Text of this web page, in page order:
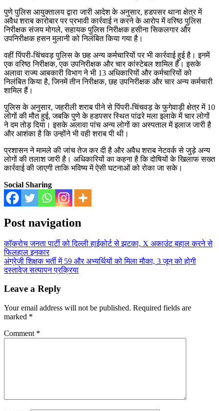
पुणे पुलिस आयुक्तालय द्वारा जारी आदेश के अनुसार, हडपसर थाना क्षेत्र में
अवैध शराब कारोबार पर प्रभावी कार्रवाई न करने के आरोप में वरिष्ठ पुलिस
निरीक्षक संजय मोगले, सहायक पुलिस निरीक्षक हसीना सिकलगार और
उपनिरीक्षक हसन मुलानी को निलंबित किया गया है।
वहीं पिंपरी-चिंचवड़ पुलिस के छह अन्य कर्मचारियों पर भी कार्रवाई हुई है। इनमें
एक वरिष्ठ निरीक्षक, एक उपनिरीक्षक और चार कांस्टेबल शामिल हैं। इसके
अलावा राज्य आबकारी विभाग ने भी 13 अधिकारियों और कर्मचारियों को
निलंबित किया है, जिनमें तीन निरीक्षक, छह उपनिरीक्षक और चार अन्य कर्मचारी
शामिल हैं।
पुलिस के अनुसार, जहरीली शराब पीने से पिंपरी-चिंचवड़ के फुगेवाड़ी क्षेत्र में 10
लोगों की मौत हुई, जबकि पुणे के हडपसर स्थित पांढरे मला इलाके में चार लोगों
ने दम तोड़ दिया। इसके अलावा पांच अन्य लोगों का अस्पताल में इलाज जारी है
और आशंका है कि उन्होंने भी वही शराब पी थी।
प्रशासन ने मामले की जांच तेज कर दी है और अवैध शराब नेटवर्क से जुड़े अन्य
लोगों की तलाश जारी है। अधिकारियों का कहना है कि दोषियों के खिलाफ सख्त
कार्रवाई की जाएगी ताकि भविष्य में ऐसी घटनाओं को रोका जा सके।
Social Sharing
Post navigation
कॉकरोच जनता पार्टी को दिल्ली हाईकोर्ट से झटका, X अकाउंट बहाल करने से
फिलहाल इनकार
अंग्रेजी शिक्षक भर्ती में 59 और अभ्यर्थियों को मिला मौका, 3 जून को होगी
दस्तावेज़ सत्यापन प्रक्रिया
Leave a Reply
Your email address will not be published. Required fields are
marked *
Comment *